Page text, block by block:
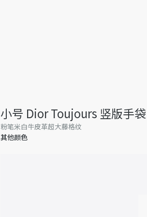
小号 Dior Toujours 竖版手袋
粉笔米白牛皮革超大藤格纹
其他颜色